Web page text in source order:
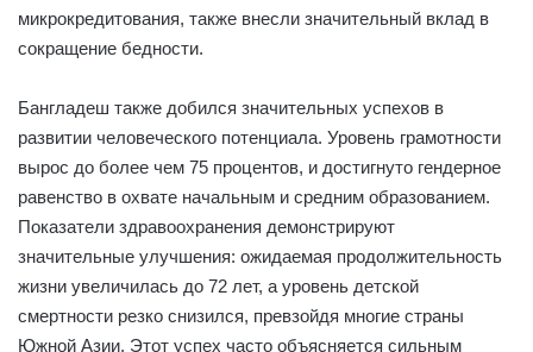
микрокредитования, также внесли значительный вклад в
сокращение бедности.
Бангладеш также добился значительных успехов в
развитии человеческого потенциала. Уровень грамотности
вырос до более чем 75 процентов, и достигнуто гендерное
равенство в охвате начальным и средним образованием.
Показатели здравоохранения демонстрируют
значительные улучшения: ожидаемая продолжительность
жизни увеличилась до 72 лет, а уровень детской
смертности резко снизился, превзойдя многие страны
Южной Азии. Этот успех часто объясняется сильным